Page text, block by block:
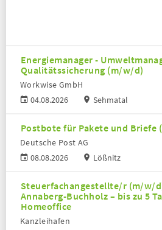
Energiemanager -
Qualitätssicherung (m/w/d)
04.08.2026
Workwise GmbH
Sehmatal
Postbote für Pakete und Briefe
08.08.2026
Deutsche Post AG
Lößnitz
Steuerfachangestellte/r (m/w/
Annaberg-Buchholz – bis zu 5
Homeoffice
Kanzleihafen